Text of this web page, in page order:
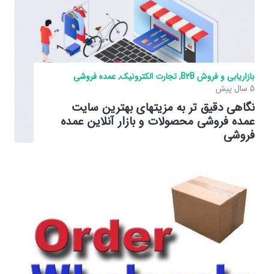
بازاریابی و فروش B2B ,تجارت الکترونیک,عمده فروشی
5 سال پیش
نگاهی دقیق تر به مزیتهای بهترین سایت
عمده فروشی محصولات و بازار آنلاین عمده
فروشی